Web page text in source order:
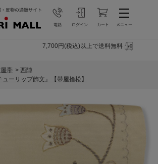
7,700円(税込)以上で送料無料
帯 > 西陣
ーリップ飾文』【帯屋捨松】